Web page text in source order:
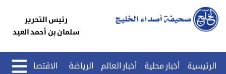
رئيس التحرير
سلمان بن أحمد العيد
الرئيسية أخبار محلية أخبار العالم الرياضة الاقتصاد